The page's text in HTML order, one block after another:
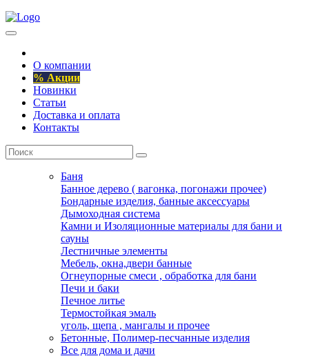
О компании
% Акции
Новинки
Статьи
Доставка и оплата
Контакты
Баня
Банное дерево ( вагонка, погонажи прочее)
Бондарные изделия, банные аксессуары
Дымоходная система
Камни и Изоляционные материалы для бани и
сауны
Лестничные элементы
Мебель, окна,двери банные
Огнеупорные смеси , обработка для бани
Печи и баки
Печное литье
Термостойкая эмаль
уголь, щепа , мангалы и прочее
Бетонные, Полимер-песчанные изделия
Все для дома и дачи